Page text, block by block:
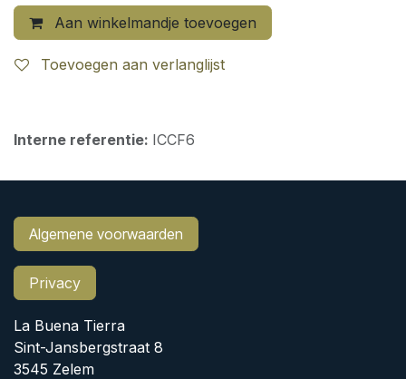
Aan winkelmandje toevoegen
Toevoegen aan verlanglijst
Interne referentie: ICCF6
Algemene voorwaarden
Privacy
La Buena Tierra
Sint-Jansbergstraat 8
3545 Zelem